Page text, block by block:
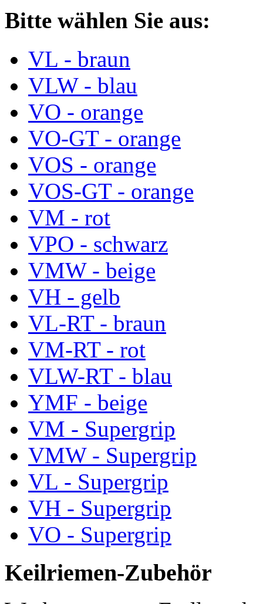
Bitte wählen Sie aus:
VL - braun
VLW - blau
VO - orange
VO-GT - orange
VOS - orange
VOS-GT - orange
VM - rot
VPO - schwarz
VMW - beige
VH - gelb
VL-RT - braun
VM-RT - rot
VLW-RT - blau
YMF - beige
VM - Supergrip
VMW - Supergrip
VL - Supergrip
VH - Supergrip
VO - Supergrip
Keilriemen-Zubehör